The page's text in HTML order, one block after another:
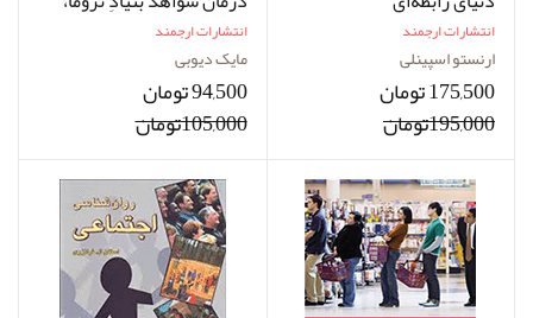
انتشارات ارجمند
ارنستو اسپینلی
175,500 تومان
195,000تومان
اختلال استرس پس از
سانحه، سوگ و فقدان
انتشارات ارجمند
مایک دیوبی
94,500 تومان
105,000تومان